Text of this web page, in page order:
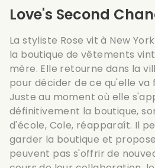
Love's Second
La styliste Rose vit à New
la boutique de vêtements
mère. Elle retourne dans la
pour décider de ce qu'elle va
Juste au moment où elle
définitivement la boutique,
d'école, Cole, réapparaît. Il
garder la boutique et
peuvent pas s'offrir de